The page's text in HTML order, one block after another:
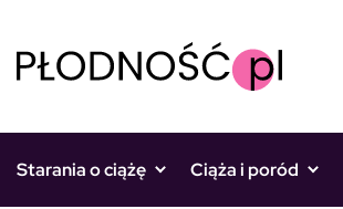
Starania o ciążę Ciąża i poród